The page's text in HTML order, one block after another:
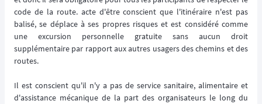
code de la route. acte d'être conscient que l'itinéraire n'est pas
balisé, se déplace à ses propres risques et est considéré comme
une excursion personnelle gratuite sans aucun droit
supplémentaire par rapport aux autres usagers des chemins et des
routes.
Il est conscient qu'il n'y a pas de service sanitaire, alimentaire et
d'assistance mécanique de la part des organisateurs le long du